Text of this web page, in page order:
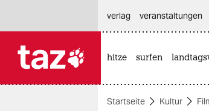
verlag
veranstaltungen
hitze surfen
Startseite Kultur